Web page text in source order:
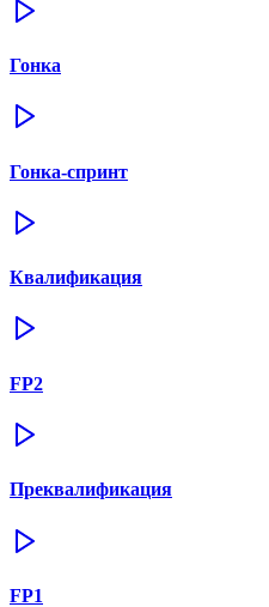
Гонка
Гонка-спринт
Квалификация
FP2
Преквалификация
FP1